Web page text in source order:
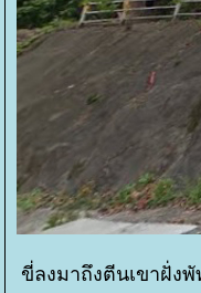
ขี่ลงมาถึงตีนเขาฝั่ง